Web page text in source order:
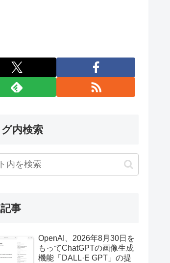
内検索
事
OpenAI、2026年8月30日を
もってChatGPTの画像生成
機能「DALL·E GPT」の提